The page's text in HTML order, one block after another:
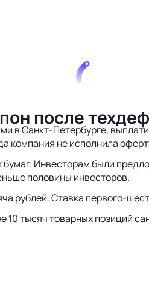
после
в Санкт-Петербурге,
не исполнила
Инвесторам были
половины инвесторов.
рублей. Ставка первого-
тысяч товарных позиций